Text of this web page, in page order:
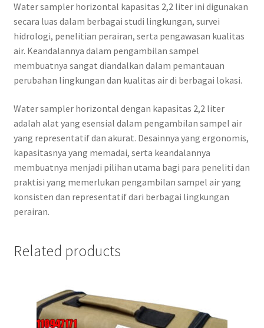
Water sampler horizontal kapasitas 2,2 liter ini digunakan
secara luas dalam berbagai studi lingkungan, survei
hidrologi, penelitian perairan, serta pengawasan kualitas
air. Keandalannya dalam pengambilan sampel
membuatnya sangat diandalkan dalam pemantauan
perubahan lingkungan dan kualitas air di berbagai lokasi.
Water sampler horizontal dengan kapasitas 2,2 liter
adalah alat yang esensial dalam pengambilan sampel air
yang representatif dan akurat. Desainnya yang ergonomis,
kapasitasnya yang memadai, serta keandalannya
membuatnya menjadi pilihan utama bagi para peneliti dan
praktisi yang memerlukan pengambilan sampel air yang
konsisten dan representatif dari berbagai lingkungan
perairan.
Related products